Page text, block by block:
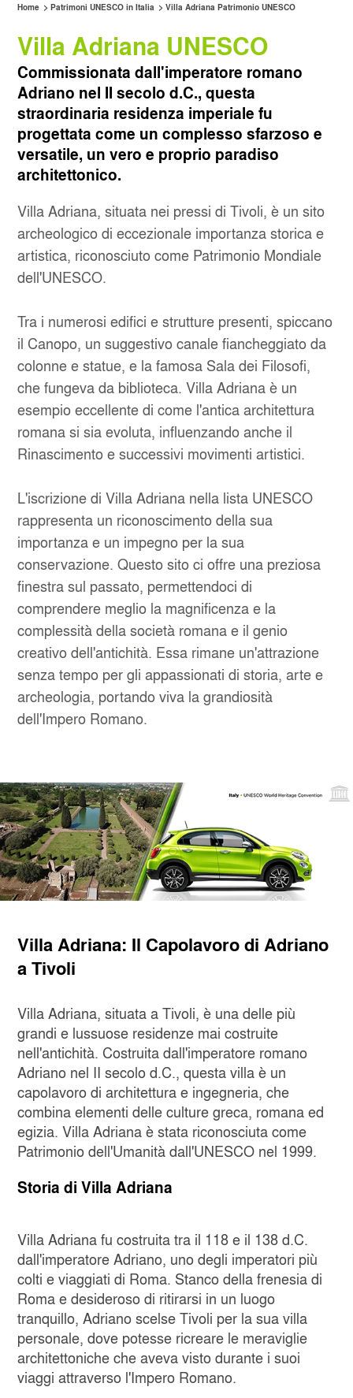
SERVIZIO CLIENTI
SERVIZI INCLUSI
NOLEGGIO MENSILE
CAGLIARI AEROPORTO
CATANIA AEROPORTO
MILANO STAZIONE CENTRALE
NAPOLI CAPODICHINO
OLBIA
Home > Patrimoni UNESCO in Italia > Villa Adriana Patrimonio UNESCO
Villa Adriana UNESCO
Commissionata dall'imperatore romano
Adriano nel II secolo d.C., questa
straordinaria residenza imperiale fu
progettata come un complesso sfarzoso e
versatile, un vero e proprio paradiso
architettonico.
Villa Adriana, situata nei pressi di Tivoli, è un sito
archeologico di eccezionale importanza storica e
artistica, riconosciuto come Patrimonio Mondiale
dell'UNESCO.
Tra i numerosi edifici e strutture presenti, spiccano
il Canopo, un suggestivo canale fiancheggiato da
colonne e statue, e la famosa Sala dei Filosofi,
che fungeva da biblioteca. Villa Adriana è un
esempio eccellente di come l'antica architettura
romana si sia evoluta, influenzando anche il
Rinascimento e successivi movimenti artistici.
L'iscrizione di Villa Adriana nella lista UNESCO
rappresenta un riconoscimento della sua
importanza e un impegno per la sua
conservazione. Questo sito ci offre una preziosa
finestra sul passato, permettendoci di
comprendere meglio la magnificenza e la
complessità della società romana e il genio
creativo dell'antichità. Essa rimane un'attrazione
senza tempo per gli appassionati di storia, arte e
archeologia, portando viva la grandiosità
dell'Impero Romano.
Villa Adriana: Il Capolavoro di Adriano
a Tivoli
Villa Adriana, situata a Tivoli, è una delle più
grandi e lussuose residenze mai costruite
nell'antichità. Costruita dall'imperatore romano
Adriano nel II secolo d.C., questa villa è un
capolavoro di architettura e ingegneria, che
combina elementi delle culture greca, romana ed
egizia. Villa Adriana è stata riconosciuta come
Patrimonio dell'Umanità dall'UNESCO nel 1999.
Storia di Villa Adriana
Villa Adriana fu costruita tra il 118 e il 138 d.C.
dall'imperatore Adriano, uno degli imperatori più
colti e viaggiati di Roma. Stanco della frenesia di
Roma e desideroso di ritirarsi in un luogo
tranquillo, Adriano scelse Tivoli per la sua villa
personale, dove potesse ricreare le meraviglie
architettoniche che aveva visto durante i suoi
viaggi attraverso l'Impero Romano.